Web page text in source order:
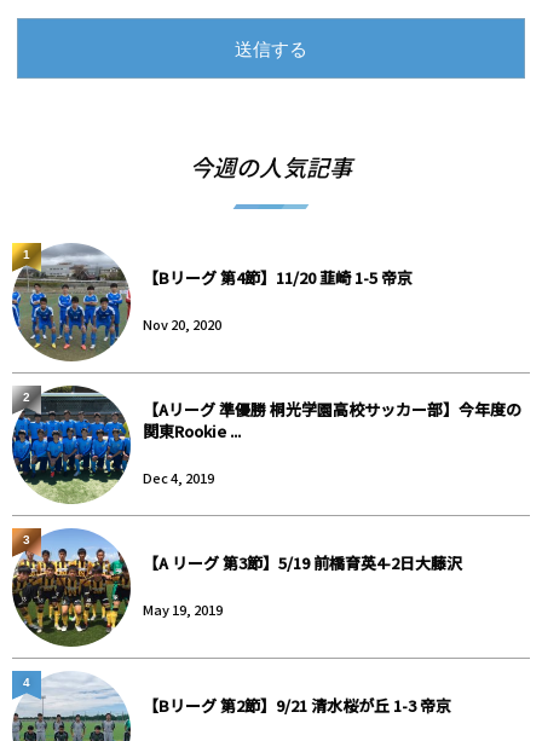
今週の人気記事
【Bリーグ 第4節】11/20 韮崎 1-5 帝京
Nov 20, 2020
1
【Aリーグ 準優勝 桐光学園高校サッカー部】今年度の
関東Rookie ...
Dec 4, 2019
2
【A リーグ 第3節】5/19 前橋育英4-2日大藤沢
May 19, 2019
3
【Bリーグ 第2節】9/21 清水桜が丘 1-3 帝京
4